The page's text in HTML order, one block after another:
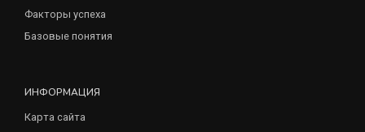
Факторы успеха
Базовые понятия
ИНФОРМАЦИЯ
Карта сайта